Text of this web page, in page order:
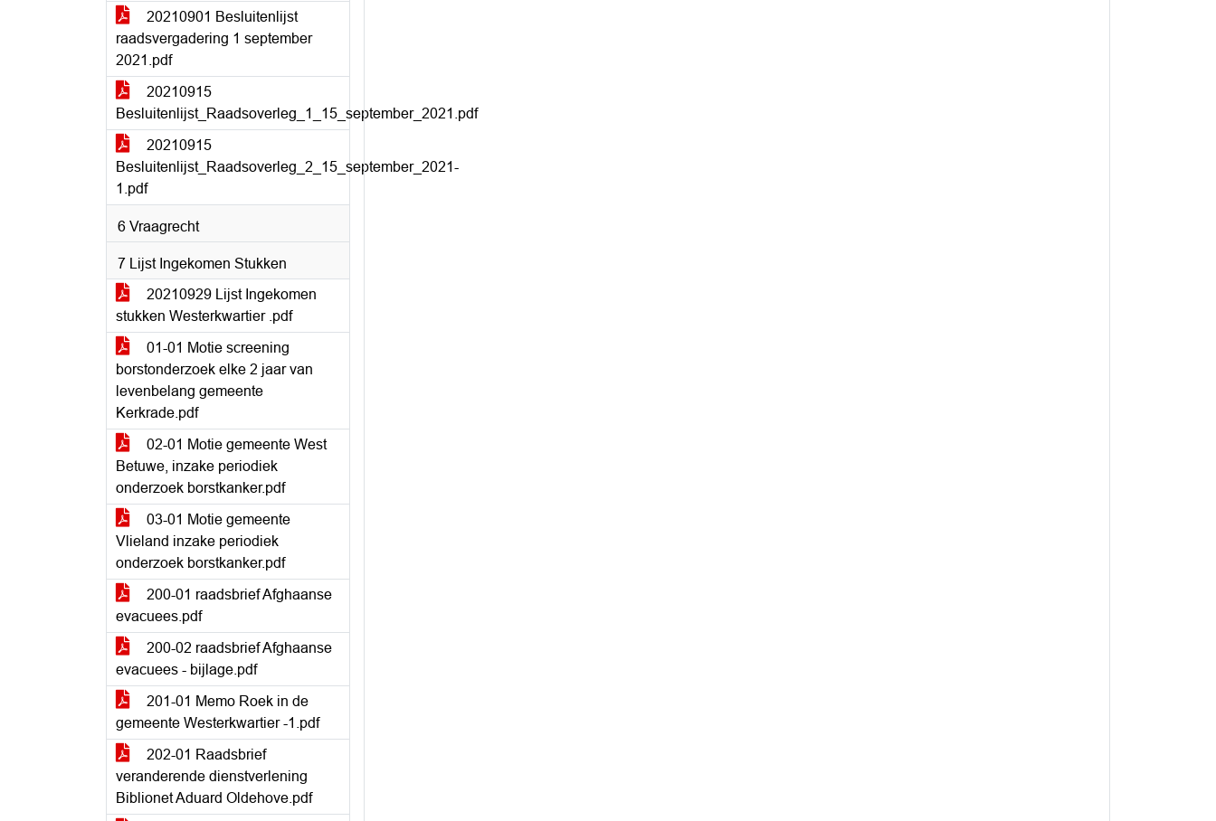
20210901 Besluitenlijst
raadsvergadering 1 september
2021.pdf
20210915
Besluitenlijst_Raadsoverleg_1_15_september_2021.pdf
20210915
Besluitenlijst_Raadsoverleg_2_15_september_2021-
1.pdf
6 Vraagrecht
7 Lijst Ingekomen Stukken
20210929 Lijst Ingekomen
stukken Westerkwartier .pdf
01-01 Motie screening
borstonderzoek elke 2 jaar van
levenbelang gemeente
Kerkrade.pdf
02-01 Motie gemeente West
Betuwe, inzake periodiek
onderzoek borstkanker.pdf
03-01 Motie gemeente
Vlieland inzake periodiek
onderzoek borstkanker.pdf
200-01 raadsbrief Afghaanse
evacuees.pdf
200-02 raadsbrief Afghaanse
evacuees - bijlage.pdf
201-01 Memo Roek in de
gemeente Westerkwartier -1.pdf
202-01 Raadsbrief
veranderende dienstverlening
Biblionet Aduard Oldehove.pdf